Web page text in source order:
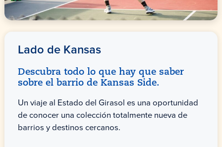
Lado de Kansas
Descubra todo lo que hay que saber
sobre el barrio de Kansas Side.
Un viaje al Estado del Girasol es una oportunidad
de conocer una colección totalmente nueva de
barrios y destinos cercanos.